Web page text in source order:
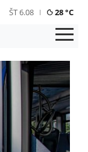
ŠT 6.08 28 °C